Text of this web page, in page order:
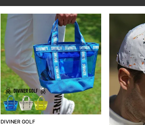
DIVINER GOLF